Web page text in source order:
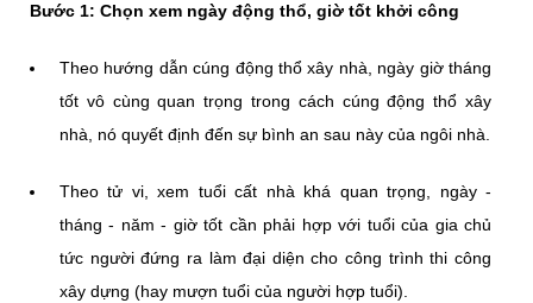
Bước 1: Chọn xem ngày động thổ, giờ tốt khởi công
Theo hướng dẫn cúng động thổ xây nhà, ngày giờ tháng
tốt vô cùng quan trọng trong cách cúng động thổ xây
nhà, nó quyết định đến sự bình an sau này của ngôi nhà.
Theo tử vi, xem tuổi cất nhà khá quan trọng, ngày -
tháng - năm - giờ tốt cần phải hợp với tuổi của gia chủ
tức người đứng ra làm đại diện cho công trình thi công
xây dựng (hay mượn tuổi của người hợp tuổi).